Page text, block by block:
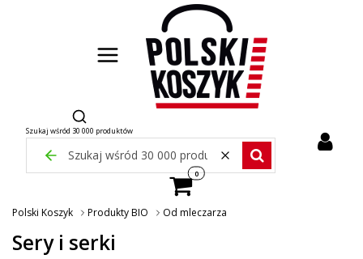
Otwórz wyszukiwarkę
Szukaj wśród 30 000 produktów
Zamknij wyszukiwarkę WyczyśćSzukaj wśród 30 000
Produkty w koszyku: 0. Zobacz
Polski Koszyk Produkty BIO Od mleczarza
Sery i serki